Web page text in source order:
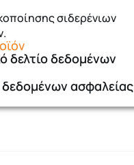
σιδερένιων
δελτίο δεδομένων
ασφαλείας